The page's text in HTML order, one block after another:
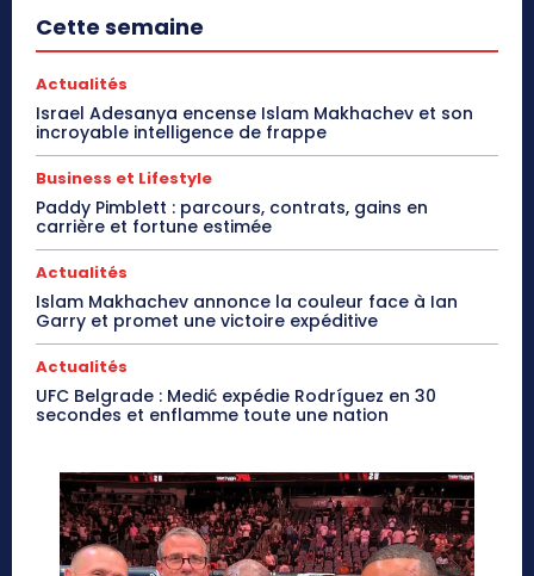
Cette semaine
Actualités
Israel Adesanya encense Islam Makhachev et son
incroyable intelligence de frappe
Business et Lifestyle
Paddy Pimblett : parcours, contrats, gains en
carrière et fortune estimée
Actualités
Islam Makhachev annonce la couleur face à Ian
Garry et promet une victoire expéditive
Actualités
UFC Belgrade : Medić expédie Rodríguez en 30
secondes et enflamme toute une nation